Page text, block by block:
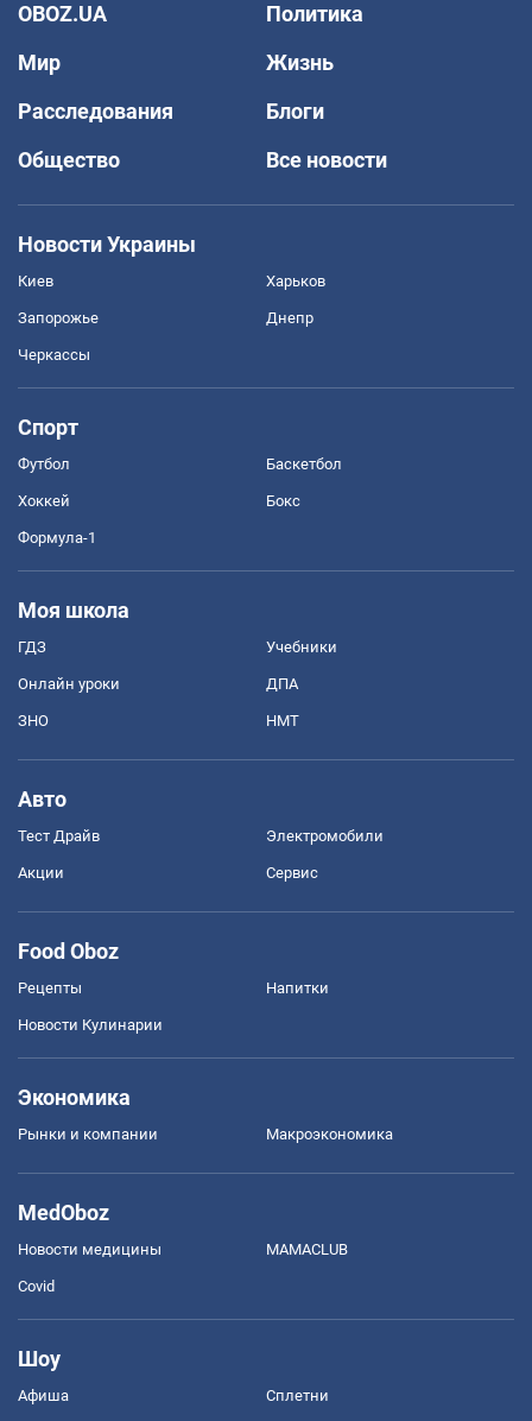
OBOZ.UA
Политика
Мир
Жизнь
Расследования
Блоги
Общество
Все новости
Новости Украины
Киев Харьков
Запорожье Днепр
Черкассы
Спорт
Футбол Баскетбол
Хоккей Бокс
Формула-1
Моя школа
ГДЗ Учебники
Онлайн уроки ДПА
ЗНО НМТ
Авто
Тест Драйв Электромобили
Акции Сервис
Food Oboz
Рецепты Напитки
Новости Кулинарии
Экономика
Рынки и компании Mакроэкономика
MedOboz
Новости медицины MAMACLUB
Covid
Шоу
Афиша Сплетни